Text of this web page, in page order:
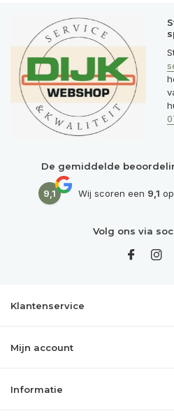
De gemiddelde
9,1 Wij scoren een 9,1 op
Volg ons via
Klantenservice
Mijn account
Informatie